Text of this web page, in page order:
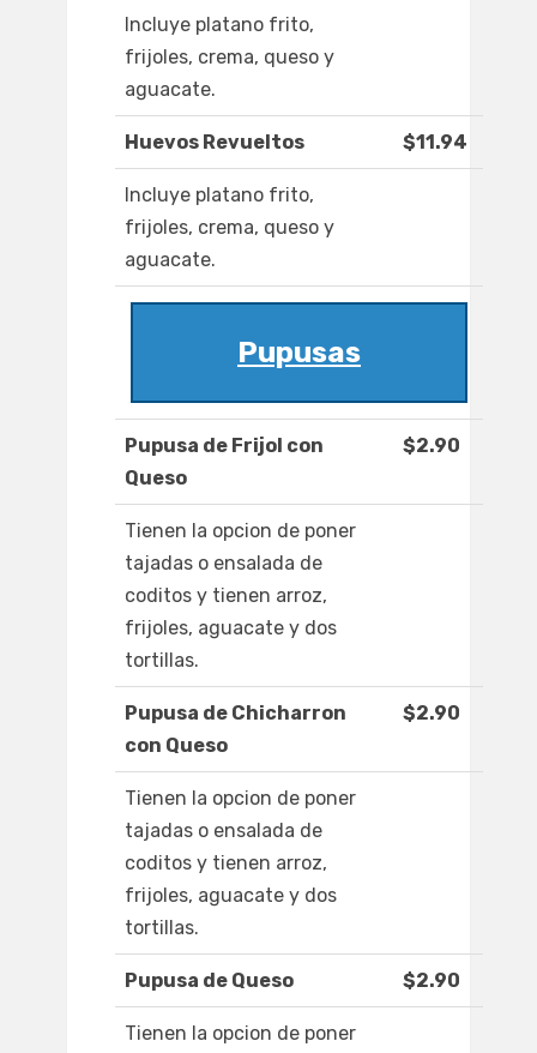
Incluye platano frito,
frijoles, crema, queso y
aguacate.
Huevos Revueltos $11.94
Incluye platano frito,
frijoles, crema, queso y
aguacate.
Pupusas
Pupusa de Frijol con
Queso
$2.90
Tienen la opcion de poner
tajadas o ensalada de
coditos y tienen arroz,
frijoles, aguacate y dos
tortillas.
Pupusa de Chicharron
con Queso
$2.90
Tienen la opcion de poner
tajadas o ensalada de
coditos y tienen arroz,
frijoles, aguacate y dos
tortillas.
Pupusa de Queso $2.90
Tienen la opcion de poner